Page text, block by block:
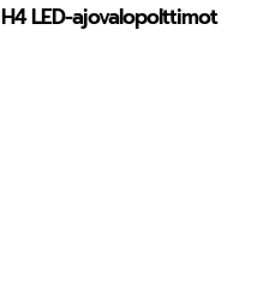
LED-ajovalopolttimot